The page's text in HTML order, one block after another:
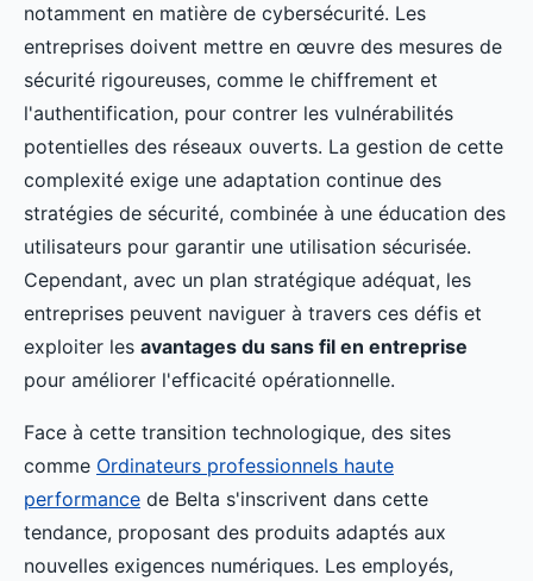
notamment en matière de cybersécurité. Les
entreprises doivent mettre en œuvre des mesures de
sécurité rigoureuses, comme le chiffrement et
l'authentification, pour contrer les vulnérabilités
potentielles des réseaux ouverts. La gestion de cette
complexité exige une adaptation continue des
stratégies de sécurité, combinée à une éducation des
utilisateurs pour garantir une utilisation sécurisée.
Cependant, avec un plan stratégique adéquat, les
entreprises peuvent naviguer à travers ces défis et
exploiter les avantages du sans fil en entreprise
pour améliorer l'efficacité opérationnelle.
Face à cette transition technologique, des sites
comme Ordinateurs professionnels haute
performance de Belta s'inscrivent dans cette
tendance, proposant des produits adaptés aux
nouvelles exigences numériques. Les employés,